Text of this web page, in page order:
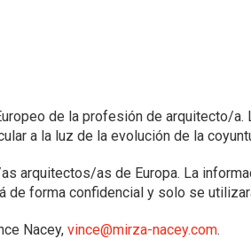
de la profesión de arquitecto/
a la luz de la evolución de la
arquitectos/as de Europa. La
forma confidencial y solo se
Nacey, vince@mirza-nacey.com.